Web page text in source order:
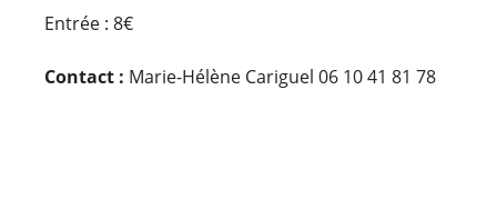
Entrée : 8€
Contact : Marie-Hélène Cariguel 06 10 41 81 78